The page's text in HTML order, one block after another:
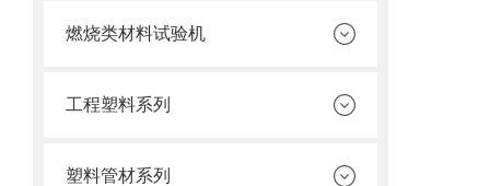
燃烧类材料试验机
工程塑料系列
塑料管材系列